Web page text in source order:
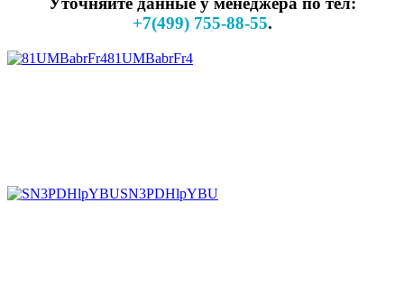
+7(499) 755-88-55.
81UMBabrFr4
SN3PDHlpYBU